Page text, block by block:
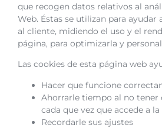
que recogen datos relativos al
Web. Éstas se utilizan para ayudar
al cliente, midiendo el uso y el
página, para optimizarla y
Las cookies de esta página web
Hacer que funcione
Ahorrarle tiempo al no tener
cada que vez que accede a
Recordarle sus ajustes